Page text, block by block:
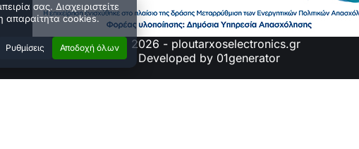
σας. Διαχειριστείτε
απαραίτητα cookies.
Ρυθμίσεις Αποδοχή όλων© 2026 - ploutarxoselectronics.gr
Developed by 01generator